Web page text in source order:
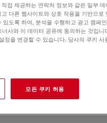
about recent alternative
접 제공하는 연락처 정보와 같은 일부
다른 웹사이트와 상호 작용을 기반으로
도록 하여, 분석을 수행하고 광고 캠페
사와 이 데이터 공유에 동의하는 것입니
을 변경할 수 있습니다. 당사의 쿠키 사
모든 쿠키 허용